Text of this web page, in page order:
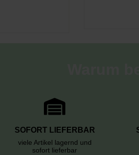
SOFORT LIEFERBAR
viele Artikel lagernd und
sofort lieferbar